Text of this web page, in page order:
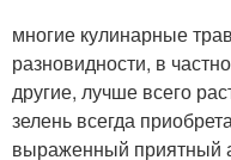
многие кулинарные
разновидности, в
другие, лучше всего
зелень всегда
выраженный приятный